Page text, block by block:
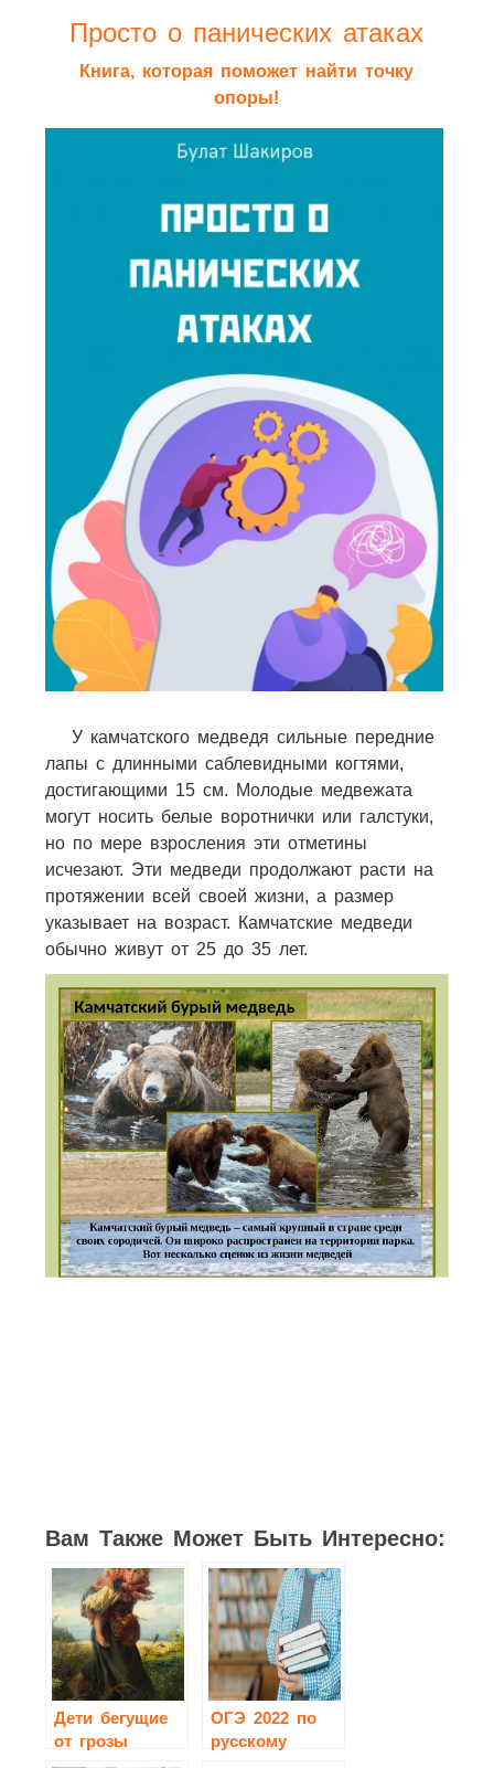
Просто о панических атаках
Книга, которая поможет найти точку
опоры!
У камчатского медведя сильные передние
лапы с длинными саблевидными когтями,
достигающими 15 см. Молодые медвежата
могут носить белые воротнички или галстуки,
но по мере взросления эти отметины
исчезают. Эти медведи продолжают расти на
протяжении всей своей жизни, а размер
указывает на возраст. Камчатские медведи
обычно живут от 25 до 35 лет.
Вам Также Может Быть Интересно:
Дети бегущие
от грозы
сочинение 3
ОГЭ 2022 по
русскому